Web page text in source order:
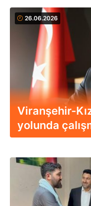
26.06.2026
Viranşehir-
yolunda
16.09.2025